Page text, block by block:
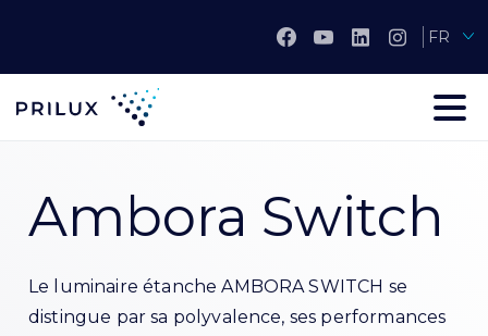
FR
Ambora Switch
Le luminaire étanche AMBORA SWITCH se
distingue par sa polyvalence, ses performances